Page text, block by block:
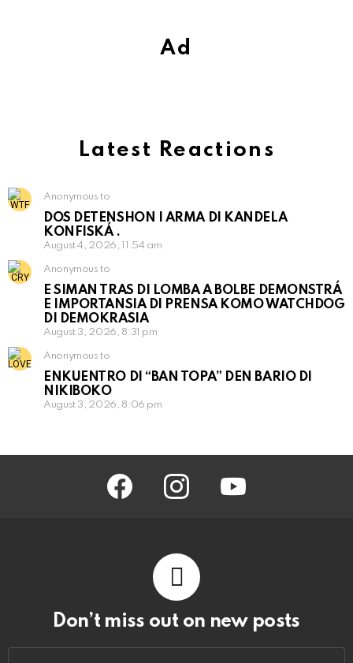
Ad
Latest Reactions
Anonymous to
DOS DETENSHON I ARMA DI KANDELA
KONFISKÁ .
August 4, 2026, 11:54 am
Anonymous to
E SIMAN TRAS DI LOMBA A BOLBE DEMONSTRÁ
E IMPORTANSIA DI PRENSA KOMO WATCHDOG
DI DEMOKRASIA
August 3, 2026, 8:31 pm
Anonymous to
ENKUENTRO DI “BAN TOPA” DEN BARIO DI
NIKIBOKO
August 3, 2026, 8:06 pm
facebook instagram youtube
Don’t miss out on new posts